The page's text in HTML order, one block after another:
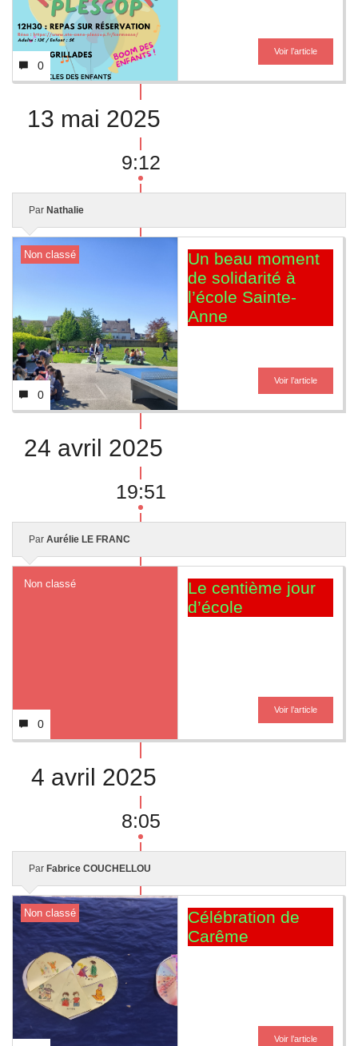
0
Voir l’article
13 mai 2025
9:12
Par Nathalie
Non classé
0
Un beau moment
de solidarité à
l’école Sainte-
Anne
Voir l’article
24 avril 2025
19:51
Par Aurélie LE FRANC
Non classé
0
Le centième jour
d’école
Voir l’article
4 avril 2025
8:05
Par Fabrice COUCHELLOU
Non classé
Célébration de
Carême
Voir l’article